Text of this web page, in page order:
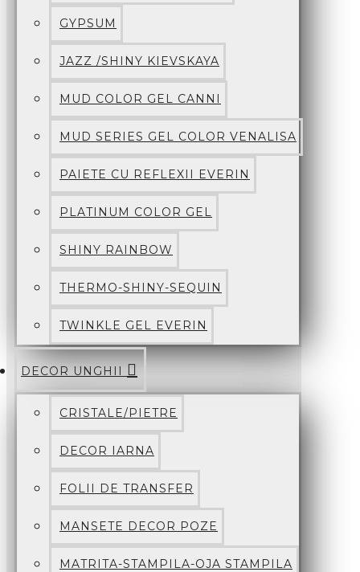
GYPSUM
JAZZ /SHINY KIEVSKAYA
MUD COLOR GEL CANNI
MUD SERIES GEL COLOR VENALISA
PAIETE CU REFLEXII EVERIN
PLATINUM COLOR GEL
SHINY RAINBOW
THERMO-SHINY-SEQUIN
TWINKLE GEL EVERIN
DECOR UNGHII
CRISTALE/PIETRE
DECOR IARNA
FOLII DE TRANSFER
MANSETE DECOR POZE
MATRITA-STAMPILA-OJA STAMPILA